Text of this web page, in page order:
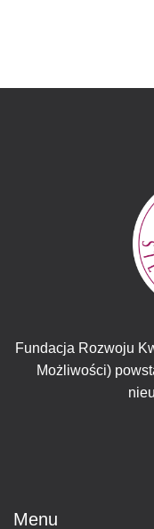
Fundacja Rozwoju
Możliwości)
Menu